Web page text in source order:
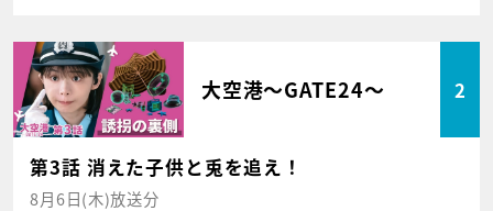
大空港～GATE24～ 2
第3話 消えた子供と兎を追え！
8月6日(木)放送分